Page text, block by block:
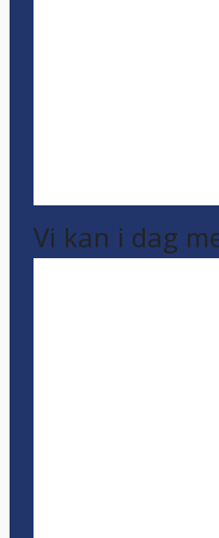
Vi kan i dag